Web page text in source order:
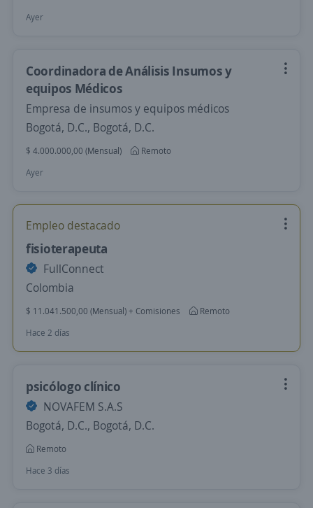
Ayer
Coordinadora de Análisis Insumos y
equipos Médicos
Empresa de insumos y equipos médicos
Bogotá, D.C., Bogotá, D.C.
$ 4.000.000,00 (Mensual)
Remoto
Ayer
Empleo destacado
fisioterapeuta
FullConnect
Colombia
$ 11.041.500,00 (Mensual) + Comisiones
Remoto
Hace 2 días
psicólogo clínico
NOVAFEM S.A.S
Bogotá, D.C., Bogotá, D.C.
Remoto
Hace 3 días